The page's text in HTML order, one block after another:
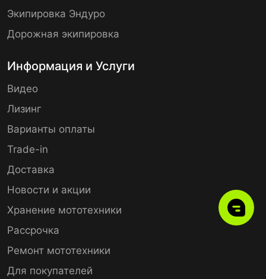
Экипировка Эндуро
Дорожная экипировка
Информация и Услуги
Видео
Лизинг
Варианты оплаты
Trade-in
Доставка
Новости и акции
Хранение мототехники
Рассрочка
Ремонт мототехники
Для покупателей